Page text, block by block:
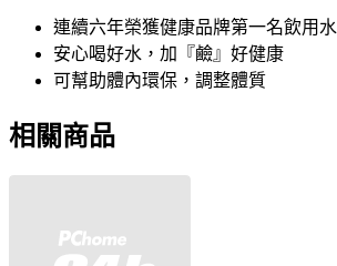
連續六年榮獲健康品牌第一名飲用水
安心喝好水，加『鹼』好健康
可幫助體內環保，調整體質
相關商品